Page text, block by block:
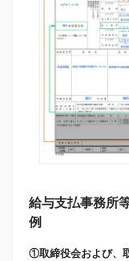
給与支払事務所
例
①取締役会および、